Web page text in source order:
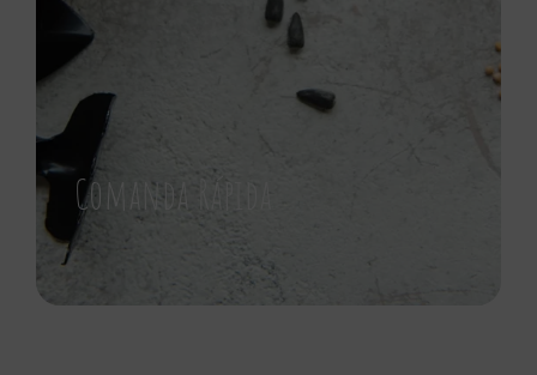
Comanda Rápida